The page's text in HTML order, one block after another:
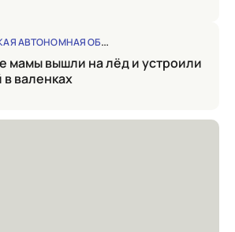
АВТОНОМНАЯ ОБЛАСТЬ
мамы вышли на лёд и устроили
валенках